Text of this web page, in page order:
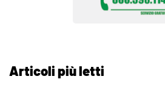
Articoli più letti